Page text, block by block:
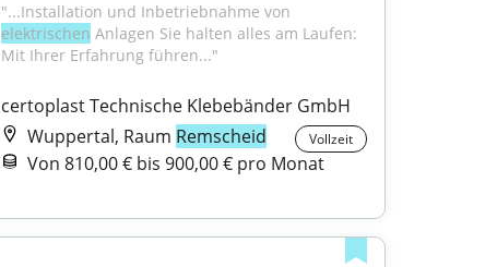
elektrischen Anlagen Sie halten alles am Laufen:
Mit Ihrer Erfahrung führen..."
certoplast Technische Klebebänder GmbH
Wuppertal, Raum Remscheid Vollzeit
Von 810,00 € bis 900,00 € pro Monat